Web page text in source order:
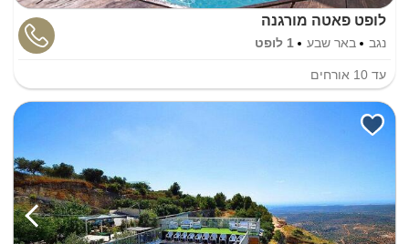
לופט פאטה מורגנה
נגב באר שבע 1 לופט
עד 10 אורחים